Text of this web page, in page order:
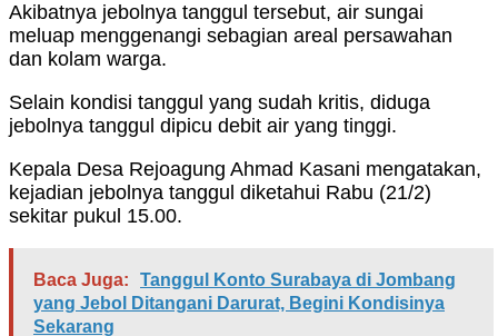
Akibatnya jebolnya tanggul tersebut, air sungai
meluap menggenangi sebagian areal persawahan
dan kolam warga.
Selain kondisi tanggul yang sudah kritis, diduga
jebolnya tanggul dipicu debit air yang tinggi.
Kepala Desa Rejoagung Ahmad Kasani mengatakan,
kejadian jebolnya tanggul diketahui Rabu (21/2)
sekitar pukul 15.00.
Baca Juga:
Tanggul Konto Surabaya di Jombang
yang Jebol Ditangani Darurat, Begini Kondisinya
Sekarang